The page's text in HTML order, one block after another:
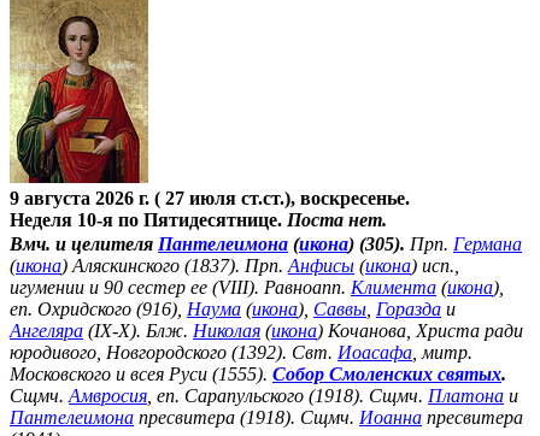
9 августа 2026 г. ( 27 июля ст.ст.), воскресенье.
Неделя 10-я по Пятидесятнице. Поста нет.
Вмч. и целителя Пантелеимона (икона) (305). Прп. Германа
(икона) Аляскинского (1837). Прп. Анфисы (икона) исп.,
игумении и 90 сестер ее (VIII). Равноапп. Климента (икона),
еп. Охридского (916), Наума (икона), Саввы Горазда и
Ангеляра (IX-X). Блж. Николая (икона) Кочанова, Христа ради
юродивого, Новгородского (1392). Свт. Иоасафа , митр.
Московского и всея Руси (1555). Собор Смоленских святых.
Сщмч. Амвросия , еп. Сарапульского (1918). Сщмч. Платона и
Пантелеимона пресвитера (1918). Сщмч. Иоанна пресвитера